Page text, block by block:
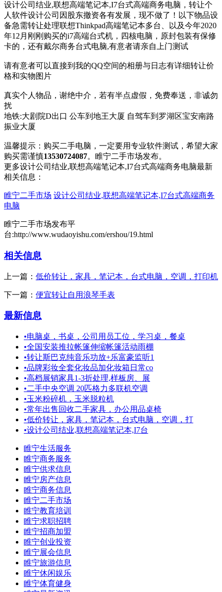
设计公司结业,联想高端笔记本,I7台式高端商务电脑，转让个
人软件设计公司因股东撤资各有发展，现不做了！​‌‌‌‌以下物品设
备急需转让处理联想Thinkpad高端笔记本多台、以及今年2020
年12月刚刚购买的i7高端台式机，四核电脑，原封包装有保修
卡的，还有戴尔商务台式电脑,有意者请亲自上门测试
请有意者可以直接到我的QQ空间的相册与日志有详细转让价
格和实物图片
真实个人物品，谢绝中介，若有半点虚假，免费奉送，非诚勿
扰
地铁:大剧院D出口 公车到地王大厦 自驾车到罗湖区宝安南路
振业大厦
温馨提示：购买二手电脑，一定要用专业软件测试，希望大家
购买需谨慎13530724087。睢宁二手市场发布。
更多设计公司结业,联想高端笔记本,I7台式高端商务电脑最新
相关信息：
睢宁二手市场 设计公司结业,联想高端笔记本,I7台式高端商务
电脑
睢宁二手市场发布平
台:http://www.wudaoyishu.com/ershou/19.html
相关信息
上一篇： 低价转让，家具，笔记本，台式电脑，空调，打印机
下一篇： 便宜转让自用浪琴手表
最新信息
•电脑桌，书桌，公司用员工位，学习桌，餐桌
•全国安装推拉帐篷伸缩帐篷活动雨棚
•转让斯巴克纯音乐功放+乐富豪监听1
•品牌彩妆全套化妆品加化妆箱日常co
•高档展销家具1-3折处理,样板房、展
•二手中央空调 20匹格力多联机空调
•玉米粉碎机，玉米脱粒机
•常年出售回收二手家具，办公用品桌椅
•低价转让，家具，笔记本，台式电脑，空调，打
•设计公司结业,联想高端笔记本,I7台
睢宁生活服务
睢宁商务服务
睢宁供求信息
睢宁房产信息
睢宁商务信息
睢宁二手市场
睢宁教育培训
睢宁求职招聘
睢宁招商加盟
睢宁创业投资
睢宁展会信息
睢宁旅游信息
睢宁休闲娱乐
睢宁体育健身